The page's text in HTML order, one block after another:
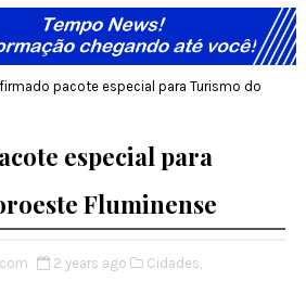
pacote especial para Turismo do
especial para
Fluminense
2 years ago Cidades,